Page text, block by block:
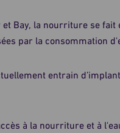
et Bay, la nourriture se
par la consommation
entrain
à la nourriture et à